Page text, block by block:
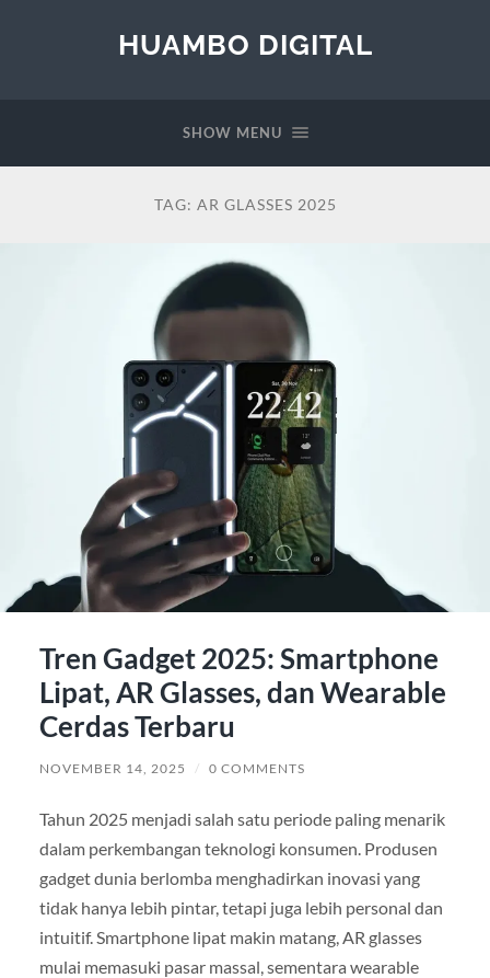
HUAMBO DIGITAL
SHOW MENU
TAG: AR GLASSES 2025
Tren Gadget 2025: Smartphone
Lipat, AR Glasses, dan Wearable
Cerdas Terbaru
NOVEMBER 14, 2025 / 0 COMMENTS
Tahun 2025 menjadi salah satu periode paling menarik
dalam perkembangan teknologi konsumen. Produsen
gadget dunia berlomba menghadirkan inovasi yang
tidak hanya lebih pintar, tetapi juga lebih personal dan
intuitif. Smartphone lipat makin matang, AR glasses
mulai memasuki pasar massal, sementara wearable